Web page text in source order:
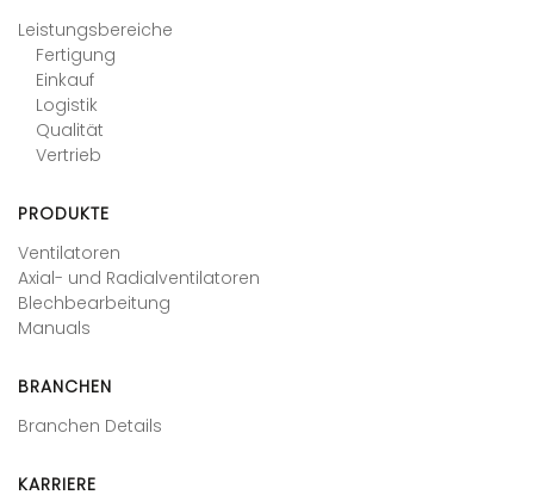
Leistungsbereiche
Fertigung
Einkauf
Logistik
Qualität
Vertrieb
PRODUKTE
Ventilatoren
Axial- und Radialventilatoren
Blechbearbeitung
Manuals
BRANCHEN
Branchen Details
KARRIERE